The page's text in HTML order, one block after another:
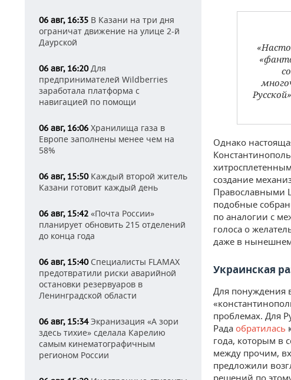
06 авг, 16:35 В Казани на три дня
ограничат движение на улице 2-й
Даурской
06 авг, 16:20Для
предпринимателей Wildberries
заработала платформа с
навигацией по помощи
06 авг, 16:06 Хранилища газа в
Европе заполнены менее чем на
58%
06 авг, 15:50Каждый второй житель
Казани готовит каждый день
06 авг, 15:42 «Почта России»
планирует обновить 215 отделений
до конца года
06 авг, 15:40Специалисты FLAMAX
предотвратили риски аварийной
остановки резервуаров в
Ленинградской области
06 авг, 15:34Экранизация «А зори
здесь тихие» сделала Карелию
самым кинематографичным
регионом России
Однако
создание
Православными
подобные
по аналогии с
голоса о
даже в
Украинская
Для понуждения
проблемах. Для
Рада обратилась
года, которым в
между прочим,
предложили
решений по